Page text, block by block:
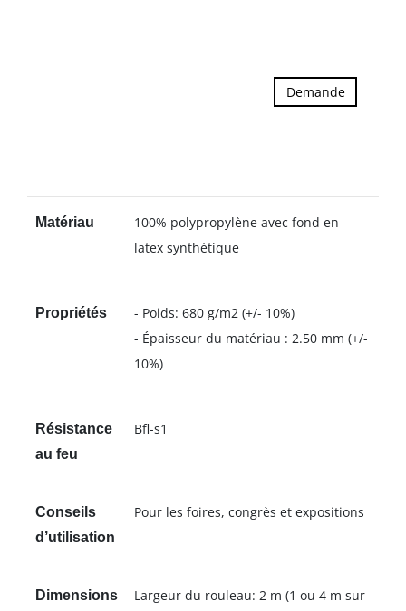
Demande
Matériau
100% polypropylène avec fond en
latex synthétique
Propriétés
- Poids: 680 g/m2 (+/- 10%)
- Épaisseur du matériau : 2.50 mm (+/-
10%)
Résistance
au feu
Bfl-s1
Conseils
d’utilisation
Pour les foires, congrès et expositions
Dimensions
Largeur du rouleau: 2 m (1 ou 4 m sur